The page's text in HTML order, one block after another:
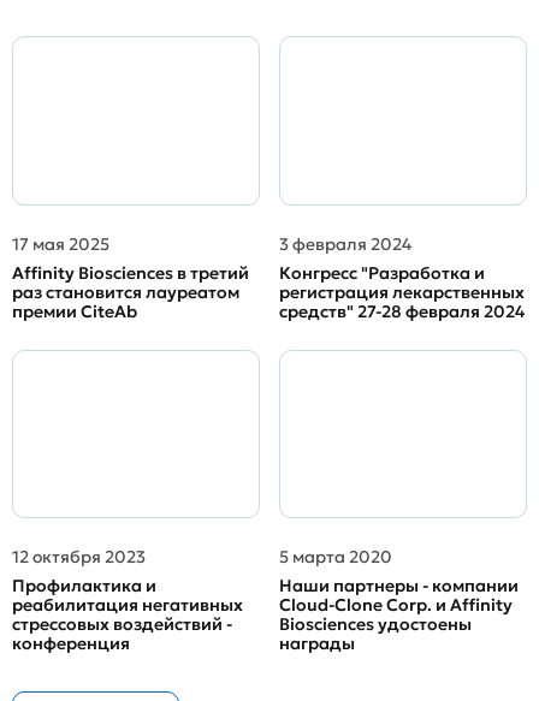
17 мая 2025
Affinity Biosciences в третий
раз становится лауреатом
премии CiteAb
3 февраля 2024
Конгресс "Разработка и
регистрация лекарственных
средств" 27-28 февраля 2024
12 октября 2023
Профилактика и
реабилитация негативных
стрессовых воздействий -
конференция
5 марта 2020
Наши партнеры - компании
Cloud-Clone Corp. и Affinity
Biosciences удостоены
награды